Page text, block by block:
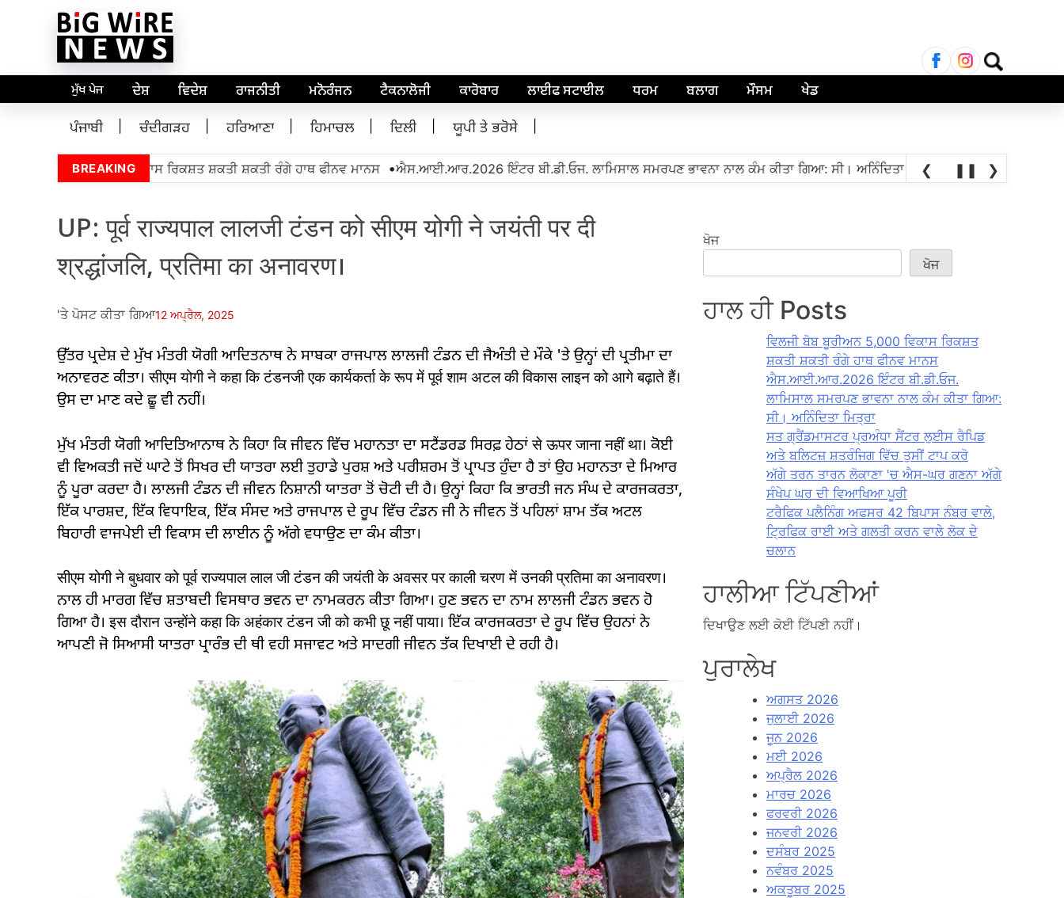
ਲਈ
ਖੋਜ:
ਮੁੱਖ ਪੇਜ ਦੇਸ਼ ਵਿਦੇਸ਼ ਰਾਜਨੀਤੀ ਮਨੋਰੰਜਨ ਟੈਕਨਾਲੋਜੀ ਕਾਰੋਬਾਰ ਲਾਈਫ ਸਟਾਈਲ ਧਰਮ ਬਲਾਗ ਮੌਸਮ ਖੇਡ
ਪੰਜਾਬੀ ਚੰਦੀਗੜਹ ਹਰਿਆਣਾ ਹਿਮਾਚਲ ਦਿਲੀ ਯੂਪੀ ਤੇ ਭਰੋਸੇ
BREAKING
ਬੋਬ ਬੂਰੀਅਨ 5,000 ਵਿਕਾਸ ਰਿਕਸ਼ਤ ਸ਼ਕਤੀ ਸ਼ਕਤੀ ਰੰਗੇ ਹਾਥ ਫੀਨਵ ਮਾਨਸ •ਐਸ.ਆਈ.ਆਰ.2026 ਇੰਟਰ ਬੀ.ਡੀ.ਓਜ. ਲਾਮਿਸਾਲ ਸਮਰਪਣ ਭਾਵਨਾ ਨਾਲ ਕੰਮ ਕੀਤਾ ਗਿਆ: ਸੀ। ਅਨਿੰਦਿਤਾ ਮਿਤ੍ਰਾ • ਸਤ ਗ੍ਰੈਂਡਮਾਸਟਰ
❮ ❚❚ ❯
UP: पूर्व राज्यपाल लालजी टंडन को सीएम योगी ने जयंती पर दी
श्रद्धांजलि, प्रतिमा का अनावरण।
'ਤੇ ਪੋਸਟ ਕੀਤਾ ਗਿਆ12 ਅਪ੍ਰੈਲ, 2025
ਉੱਤਰ ਪ੍ਰਦੇਸ਼ ਦੇ ਮੁੱਖ ਮੰਤਰੀ ਯੋਗੀ ਆਦਿਤਨਾਥ ਨੇ ਸਾਬਕਾ ਰਾਜਪਾਲ ਲਾਲਜੀ ਟੰਡਨ ਦੀ ਜੈਅੰਤੀ ਦੇ ਮੌਕੇ 'ਤੇ ਉਨ੍ਹਾਂ ਦੀ ਪ੍ਰਤੀਮਾ ਦਾ
ਅਨਾਵਰਣ ਕੀਤਾ। सीएम योगी ने कहा कि टंडनजी एक कार्यकर्ता के रूप में पूर्व शाम अटल की विकास लाइन को आगे बढ़ाते हैं।
ਉਸ ਦਾ ਮਾਣ ਕਦੇ ਛੂ ਵੀ ਨਹੀਂ।
ਮੁੱਖ ਮੰਤਰੀ ਯੋਗੀ ਆਦਿਤਿਆਨਾਥ ਨੇ ਕਿਹਾ ਕਿ ਜੀਵਨ ਵਿੱਚ ਮਹਾਨਤਾ ਦਾ ਸਟੈਂਡਰਡ ਸਿਰਫ਼ ਹੇਠਾਂ से ऊपर जाना नहीं था। ਕੋਈ
ਵੀ ਵਿਅਕਤੀ ਜਦੋਂ ਘਾਟੇ ਤੋਂ ਸਿਖਰ ਦੀ ਯਾਤਰਾ ਲਈ ਤੁਹਾਡੇ ਪੁਰਸ਼ ਅਤੇ ਪਰੀਸ਼ਰਮ ਤੋਂ ਪ੍ਰਾਪਤ ਹੁੰਦਾ ਹੈ ਤਾਂ ਉਹ ਮਹਾਨਤਾ ਦੇ ਮਿਆਰ
ਨੂੰ ਪੂਰਾ ਕਰਦਾ ਹੈ। ਲਾਲਜੀ ਟੰਡਨ ਦੀ ਜੀਵਨ ਨਿਸ਼ਾਨੀ ਯਾਤਰਾ ਤੋਂ ਚੋਟੀ ਦੀ ਹੈ। ਉਨ੍ਹਾਂ ਕਿਹਾ ਕਿ ਭਾਰਤੀ ਜਨ ਸੰਘ ਦੇ ਕਾਰਜਕਰਤਾ,
ਇੱਕ ਪਾਰਸ਼ਦ, ਇੱਕ ਵਿਧਾਇਕ, ਇੱਕ ਸੰਸਦ ਅਤੇ ਰਾਜਪਾਲ ਦੇ ਰੂਪ ਵਿੱਚ ਟੰਡਨ ਜੀ ਨੇ ਜੀਵਨ ਤੋਂ ਪਹਿਲਾਂ ਸ਼ਾਮ ਤੱਕ ਅਟਲ
ਬਿਹਾਰੀ ਵਾਜਪੇਈ ਦੀ ਵਿਕਾਸ ਦੀ ਲਾਈਨ ਨੂੰ ਅੱਗੇ ਵਧਾਉਣ ਦਾ ਕੰਮ ਕੀਤਾ।
सीएम योगी ने बुधवार को पूर्व राज्यपाल लाल जी टंडन की जयंती के अवसर पर काली चरण में उनकी प्रतिमा का अनावरण।
ਨਾਲ ਹੀ ਮਾਰਗ ਵਿੱਚ ਸ਼ਤਾਬਦੀ ਵਿਸਥਾਰ ਭਵਨ ਦਾ ਨਾਮਕਰਨ ਕੀਤਾ ਗਿਆ। ਹੁਣ ਭਵਨ ਦਾ ਨਾਮ ਲਾਲਜੀ ਟੰਡਨ ਭਵਨ ਹੋ
ਗਿਆ ਹੈ। इस दौरान उन्होंने कहा कि अहंकार टंडन जी को कभी छू नहीं पाया। ਇੱਕ ਕਾਰਜਕਰਤਾ ਦੇ ਰੂਪ ਵਿੱਚ ਉਹਨਾਂ ਨੇ
ਆਪਣੀ ਜੋ ਸਿਆਸੀ ਯਾਤਰਾ ਪ੍ਰਾਰੰਭ ਦੀ ਥੀ ਵਹੀ ਸਜਾਵਟ ਅਤੇ ਸਾਦਗੀ ਜੀਵਨ ਤੱਕ ਦਿਖਾਈ ਦੇ ਰਹੀ ਹੈ।
ਖੋਜ
ਖੋਜ
ਹਾਲ ਹੀ Posts
ਵਿਲਜੀ ਬੋਬ ਬੂਰੀਅਨ 5,000 ਵਿਕਾਸ ਰਿਕਸ਼ਤ
ਸ਼ਕਤੀ ਸ਼ਕਤੀ ਰੰਗੇ ਹਾਥ ਫੀਨਵ ਮਾਨਸ
ਐਸ.ਆਈ.ਆਰ.2026 ਇੰਟਰ ਬੀ.ਡੀ.ਓਜ.
ਲਾਮਿਸਾਲ ਸਮਰਪਣ ਭਾਵਨਾ ਨਾਲ ਕੰਮ ਕੀਤਾ ਗਿਆ:
ਸੀ। ਅਨਿੰਦਿਤਾ ਮਿਤ੍ਰਾ
ਸਤ ਗ੍ਰੈਂਡਮਾਸਟਰ ਪ੍ਰਅੰਧਾ ਸੈਂਟਰ ਲੁਈਸ ਰੈਪਿਡ
ਅਤੇ ਬਲਿਟਜ਼ ਸ਼ਤਰੰਜਿਗ ਵਿੱਚ ਤੁਸੀਂ ਟਾਪ ਕਰੋ
ਅੱਗੇ ਤਰਨ ਤਾਰਨ ਲੋਕਾਣਾ 'ਚ ਐਸ-ਘਰ ਗਣਨਾ ਅੱਗੇ
ਸੰਖੇਪ ਘਰ ਦੀ ਵਿਆਖਿਆ ਪੂਰੀ
ਟਰੈਫਿਕ ਪਲੈਨਿੰਗ ਅਫਸਰ 42 ਬਿਪਾਸ ਨੰਬਰ ਵਾਲੇ,
ਟ੍ਰਿਫਿਕ ਰਾਈ ਅਤੇ ਗਲਤੀ ਕਰਨ ਵਾਲੇ ਲੋਕ ਦੇ
ਚਲਾਨ
ਹਾਲੀਆ ਟਿੱਪਣੀਆਂ
ਦਿਖਾਉਣ ਲਈ ਕੋਈ ਟਿੱਪਣੀ ਨਹੀਂ।
ਪੁਰਾਲੇਖ
ਅਗਸਤ 2026
ਜੁਲਾਈ 2026
ਜੂਨ 2026
ਮਈ 2026
ਅਪ੍ਰੈਲ 2026
ਮਾਰਚ 2026
ਫਰਵਰੀ 2026
ਜਨਵਰੀ 2026
ਦਸੰਬਰ 2025
ਨਵੰਬਰ 2025
ਅਕਤੂਬਰ 2025